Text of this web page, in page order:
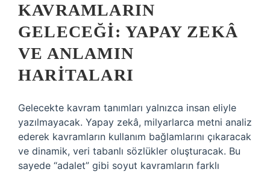
KAVRAMLARIN
GELECEĞI: YAPAY ZEKÂ
VE ANLAMIN
HARITALARI
Gelecekte kavram tanımları yalnızca insan eliyle
yazılmayacak. Yapay zekâ, milyarlarca metni analiz
ederek kavramların kullanım bağlamlarını çıkaracak
ve dinamik, veri tabanlı sözlükler oluşturacak. Bu
sayede “adalet” gibi soyut kavramların farklı